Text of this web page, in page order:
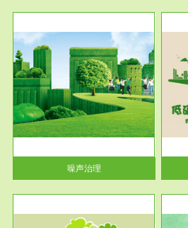
噪声治理
服务范围
废气处理工程